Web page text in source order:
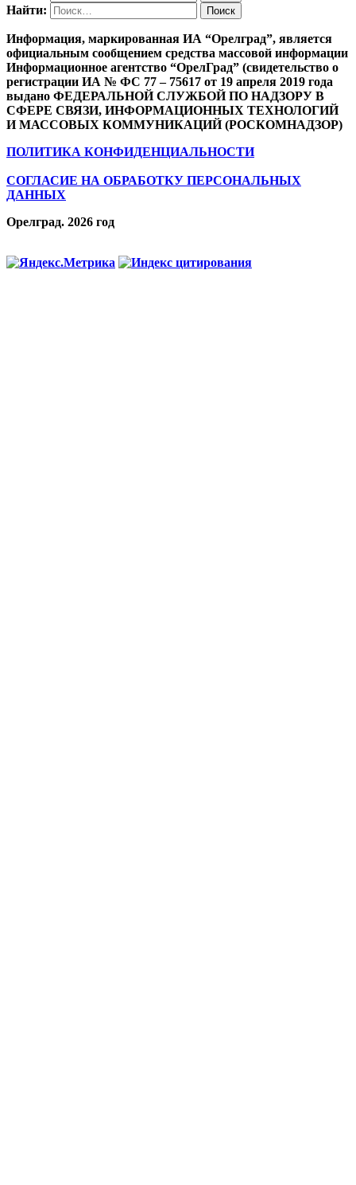
Найти:
Информация, маркированная ИА “Орелград”, является
официальным сообщением средства массовой информации
Информационное агентство “ОрелГрад” (свидетельство о
регистрации ИА № ФС 77 – 75617 от 19 апреля 2019 года
выдано ФЕДЕРАЛЬНОЙ СЛУЖБОЙ ПО НАДЗОРУ В
СФЕРЕ СВЯЗИ, ИНФОРМАЦИОННЫХ ТЕХНОЛОГИЙ
И МАССОВЫХ КОММУНИКАЦИЙ (РОСКОМНАДЗОР)
ПОЛИТИКА КОНФИДЕНЦИАЛЬНОСТИ
СОГЛАСИЕ НА ОБРАБОТКУ ПЕРСОНАЛЬНЫХ
ДАННЫХ
Орелград. 2026 год